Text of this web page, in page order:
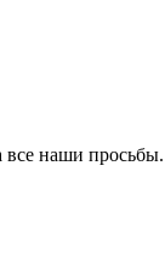
все наши